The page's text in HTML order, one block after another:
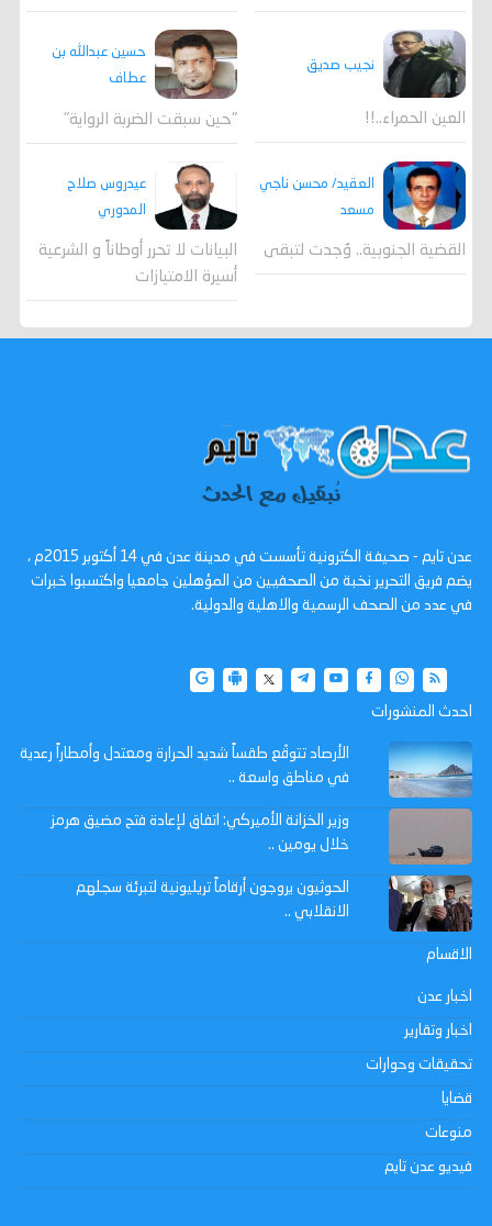
نجيب صديق
العين الحمراء..!!
حسين عبدالله بن
عطاف
"حين سبقت الضربة الرواية"
العقيد/ محسن ناجي
مسعد
القضية الجنوبية.. وُجدت لتبقى
عيدروس صلاح
المدوري
البيانات لا تحرر أوطاناً و الشرعية
أسيرة الامتيازات
عدن تايم - صحيفة الكترونية تأسست في مدينة عدن في 14 أكتوبر 2015م ،
يضم فريق التحرير نخبة من الصحفيين من المؤهلين جامعيا واكتسبوا خبرات
في عدد من الصحف الرسمية والاهلية والدولية.
احدث المنشورات
الأرصاد تتوقّع طقساً شديد الحرارة ومعتدل وأمطاراً رعدية
في مناطق واسعة ..
وزير الخزانة الأميركي: اتفاق لإعادة فتح مضيق هرمز
خلال يومين ..
الحوثيون يروجون أرقاماً تريليونية لتبرئة سجلهم
الانقلابي ..
الاقسام
اخبار عدن
اخبار وتقارير
تحقيقات وحوارات
قضايا
منوعات
فيديو عدن تايم